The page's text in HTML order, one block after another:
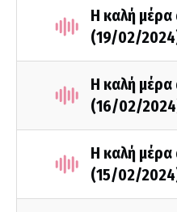
Η καλή μέρα
(19/02/
Η καλή μέρα
(16/02/
Η καλή μέρα
(15/02/